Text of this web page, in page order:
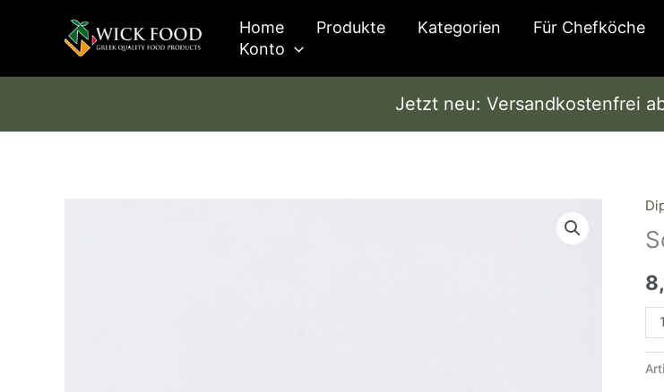
Home Produkte Kategorien Für Chefköche
Konto
Jetzt neu: Versandkostenfrei